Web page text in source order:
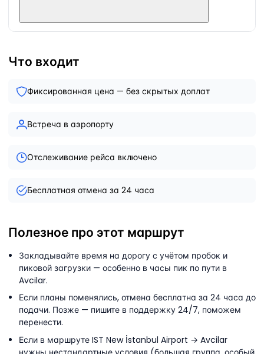
Что входит
Фиксированная цена — без скрытых доплат
Встреча в аэропорту
Отслеживание рейса включено
Бесплатная отмена за 24 часа
Полезное про этот маршрут
Закладывайте время на дорогу с учётом пробок и
пиковой загрузки — особенно в часы пик по пути в
Avcilar.
Если планы поменялись, отмена бесплатна за 24 часа до
подачи. Позже — пишите в поддержку 24/7, поможем
перенести.
Если в маршруте IST New İstanbul Airport → Avcilar